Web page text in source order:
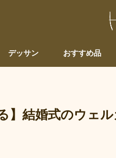
デッサン おすすめ品
】結婚式のウェ